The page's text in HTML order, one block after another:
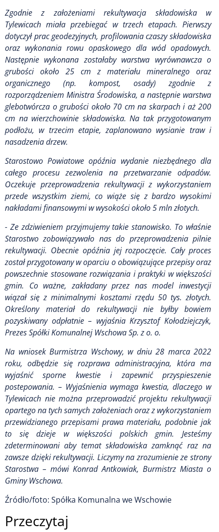
Zgodnie z założeniami rekultywacja składowiska w
Tylewicach miała przebiegać w trzech etapach. Pierwszy
dotyczył prac geodezyjnych, profilowania czaszy składowiska
oraz wykonania rowu opaskowego dla wód opadowych.
Następnie wykonana zostałaby warstwa wyrównawcza o
grubości około 25 cm z materiału mineralnego oraz
organicznego (np. kompost, osady) zgodnie z
rozporządzeniem Ministra Środowiska, a następnie warstwa
glebotwórcza o grubości około 70 cm na skarpach i aż 200
cm na wierzchowinie składowiska. Na tak przygotowanym
podłożu, w trzecim etapie, zaplanowano wysianie traw i
nasadzenia drzew.
Starostowo Powiatowe opóźnia wydanie niezbędnego dla
całego procesu zezwolenia na przetwarzanie odpadów.
Oczekuje przeprowadzenia rekultywacji z wykorzystaniem
przede wszystkim ziemi, co wiąże się z bardzo wysokimi
nakładami finansowymi w wysokości około 5 mln złotych.
- Ze zdziwieniem przyjmujemy takie stanowisko. To właśnie
Starostwo zobowiązywało nas do przeprowadzenia pilnie
rekultywacji. Obecnie opóźnia jej rozpoczęcie. Cały proces
został przygotowany w oparciu o obowiązujące przepisy oraz
powszechnie stosowane rozwiązania i praktyki w większości
gmin. Co ważne, zakładany przez nas model inwestycji
wiązał się z minimalnymi kosztami rzędu 50 tys. złotych.
Określony materiał do rekultywacji nie byłby bowiem
pozyskiwany odpłatnie – wyjaśnia Krzysztof Kołodziejczyk,
Prezes Spółki Komunalnej Wschowa Sp. z o. o.
Na wniosek Burmistrza Wschowy, w dniu 28 marca 2022
roku, odbędzie się rozprawa administracyjna, która ma
wyjaśnić sporne kwestie i zapewnić przyspieszenie
postepowania. – Wyjaśnienia wymaga kwestia, dlaczego w
Tylewicach nie można przeprowadzić projektu rekultywacji
opartego na tych samych założeniach oraz z wykorzystaniem
przewidzianego przepisami prawa materiału, podobnie jak
to się dzieje w większości polskich gmin. Jesteśmy
zdeterminowani aby temat składowiska zamknąć raz na
zawsze dzięki rekultywacji. Liczymy na zrozumienie ze strony
Starostwa – mówi Konrad Antkowiak, Burmistrz Miasta o
Gminy Wschowa.
Źródło/foto: Spółka Komunalna we Wschowie
Przeczytaj